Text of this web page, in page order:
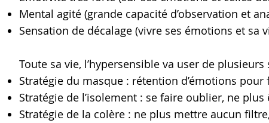
Mental agité (grande capacité d’observation et
Sensation de décalage (vivre ses émotions et sa
Toute sa vie, l’hypersensible va user de
Stratégie du masque : rétention d’émotions pour
Stratégie de l’isolement : se faire oublier, ne
Stratégie de la colère : ne plus mettre aucun